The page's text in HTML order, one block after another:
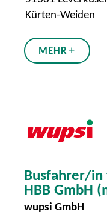
Kürten-Weiden
MEHR
Busfahrer/
HBB GmbH
wupsi GmbH